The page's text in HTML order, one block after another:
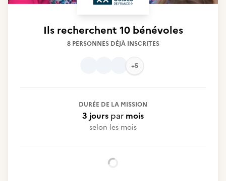
Ils recherchent 10 bénévoles
8 PERSONNES DÉJÀ INSCRITES
+5
DURÉE DE LA MISSION
3 jours par mois
selon les mois